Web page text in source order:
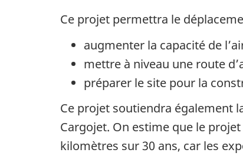
Ce projet permettra le
augmenter la capacité de
mettre à niveau une route
préparer le site pour la
Ce projet soutiendra également
Cargojet. On estime que le
kilomètres sur 30 ans, car les